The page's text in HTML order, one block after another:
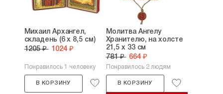
Михаил Архангел,
складень (6 х 8,5 см)
1205 ₽ 1024 ₽
Понравилось 1 человеку
В КОРЗИНУ
Молитва Ангелу
Хранителю, на холсте
21,5 х 33 см
781 ₽ 664 ₽
Понравилось 2 людям
В КОРЗИНУ